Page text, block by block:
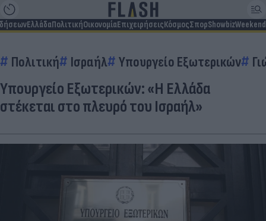
ΕλλάδαΠολιτικήΟικονομίαΕπιχειρήσειςΚόσμοςΣπορShowbizWeekend
Πολιτική Ισραήλ Υπουργείο Εξωτερικών
Υπουργείο Εξωτερικών: «Η Ελλάδα
στέκεται στο πλευρό του Ισραήλ»